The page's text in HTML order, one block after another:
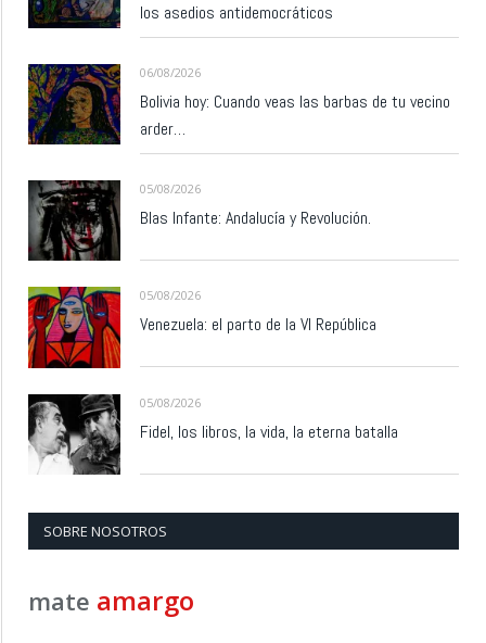
los asedios antidemocráticos
06/08/2026
Bolivia hoy: Cuando veas las barbas de tu vecino
arder…
05/08/2026
Blas Infante: Andalucía y Revolución.
05/08/2026
Venezuela: el parto de la VI República
05/08/2026
Fidel, los libros, la vida, la eterna batalla
SOBRE NOSOTROS
mate amargo